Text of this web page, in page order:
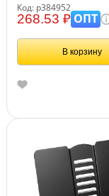
Код: р384952
268.53 ₽ОПТ
В корзину